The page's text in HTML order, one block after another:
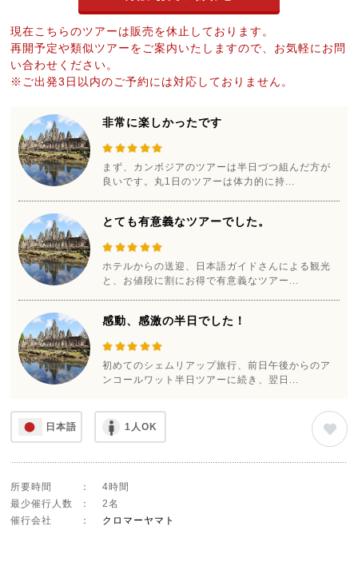
現在こちらのツアーは販売を休止しております。
再開予定や類似ツアーをご案内いたしますので、お気軽にお問
い合わせください。
※ご出発3日以内のご予約には対応しておりません。
非常に楽しかったです
まず、カンボジアのツアーは半日づつ組んだ方が
良いです。丸1日のツアーは体力的に持...
とても有意義なツアーでした。
ホテルからの送迎、日本語ガイドさんによる観光
と、お値段に割にお得で有意義なツアー...
感動、感激の半日でした！
初めてのシェムリアップ旅行、前日午後からのア
ンコールワット半日ツアーに続き、翌日...
日本語 1人OK
所要時間 ：
4時間
最少催行人数
：
2名
催行会社
： クロマーヤマト